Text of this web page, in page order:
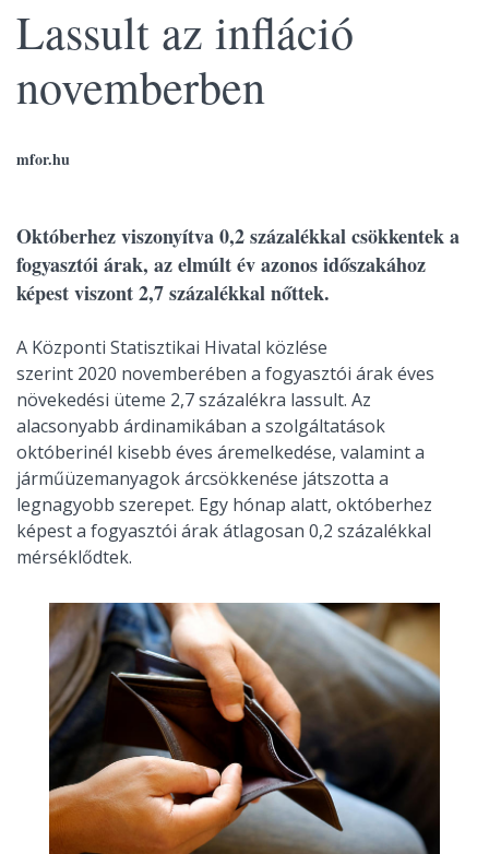
Lassult az infláció
novemberben
mfor.hu
Októberhez viszonyítva 0,2 százalékkal csökkentek a
fogyasztói árak, az elmúlt év azonos időszakához
képest viszont 2,7 százalékkal nőttek.
A Központi Statisztikai Hivatal közlése
szerint 2020 novemberében a fogyasztói árak éves
növekedési üteme 2,7 százalékra lassult. Az
alacsonyabb árdinamikában a szolgáltatások
októberinél kisebb éves áremelkedése, valamint a
járműüzemanyagok árcsökkenése játszotta a
legnagyobb szerepet. Egy hónap alatt, októberhez
képest a fogyasztói árak átlagosan 0,2 százalékkal
mérséklődtek.